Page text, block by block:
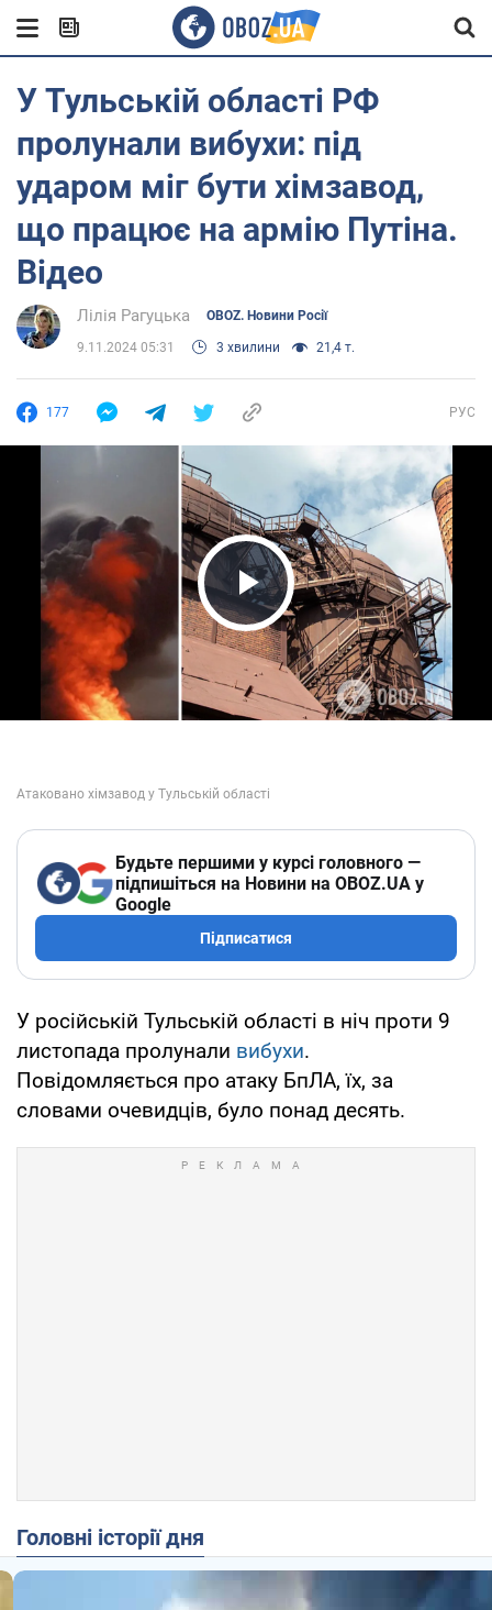
У Тульській області РФ
пролунали вибухи: під
ударом міг бути хімзавод,
що працює на армію Путіна.
Відео
Лілія Рагуцька OBOZ. Новини Росії
9.11.2024 05:31 3 хвилини 21,4 т.
177 РУС
Play Video
Будьте першими у курсі головного —
підпишіться на Новини на OBOZ.UA у
Google
Підписатися
У російській Тульській області в ніч проти 9
листопада пролунали вибухи.
Повідомляється про атаку БпЛА, їх, за
словами очевидців, було понад десять.
Головні історії дня